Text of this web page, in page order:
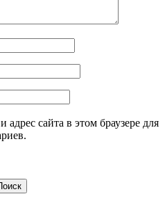
сайта в этом браузере для